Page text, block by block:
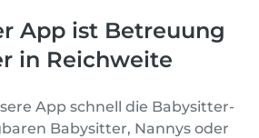
App ist Betreuung
in Reichweite
App schnell die Babysitter-
Babysitter, Nannys oder